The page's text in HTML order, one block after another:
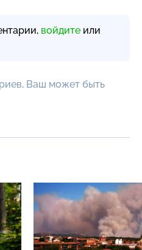
войдите или
Ваш может быть